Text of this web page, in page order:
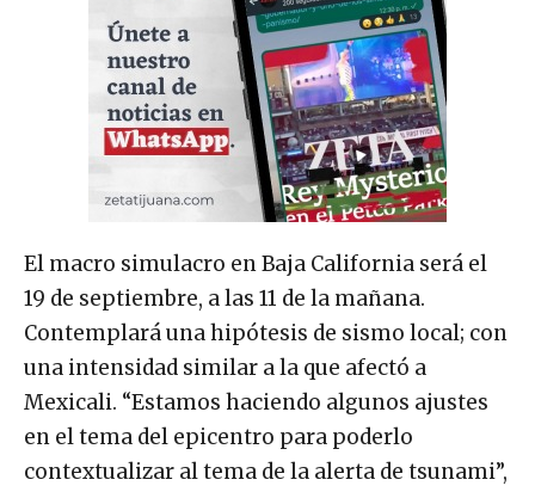
El macro simulacro en Baja California será el
19 de septiembre, a las 11 de la mañana.
Contemplará una hipótesis de sismo local; con
una intensidad similar a la que afectó a
Mexicali. “Estamos haciendo algunos ajustes
en el tema del epicentro para poderlo
contextualizar al tema de la alerta de tsunami”,